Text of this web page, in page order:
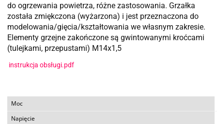
do ogrzewania powietrza, różne zastosowania. Grzałka
została zmiękczona (wyżarzona) i jest przeznaczona do
modelowania/gięcia/kształtowania we własnym zakresie.
Elementy grzejne zakończone są gwintowanymi kroćcami
(tulejkami, przepustami) M14x1,5
instrukcja obsługi.pdf
Moc
Napięcie